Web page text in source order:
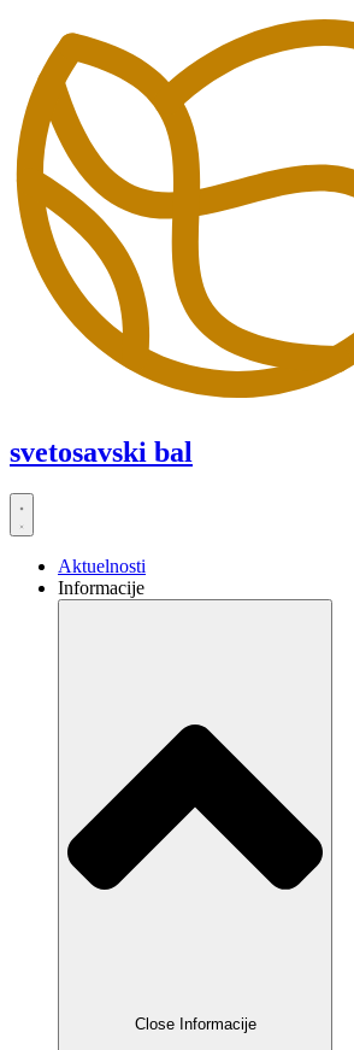
садржај
svetosavski bal
Aktuelnosti
Informacije
Close Informacije